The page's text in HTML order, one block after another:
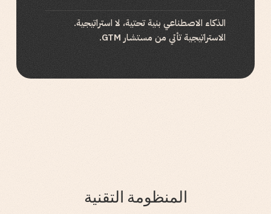
الذكاء الاصطناعي بنية تحتية، لا استراتيجية.
الاستراتيجية تأتي من مستشار GTM.
المنظومة التقنية